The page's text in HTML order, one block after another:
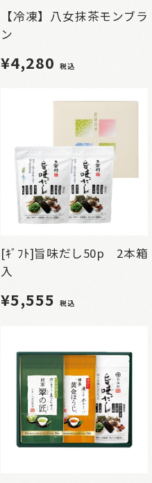
【冷凍】八女抹茶モンブラ
ン
¥4,280 税込
[ｷﾞﾌﾄ]旨味だし50p 2本箱
入
¥5,555 税込